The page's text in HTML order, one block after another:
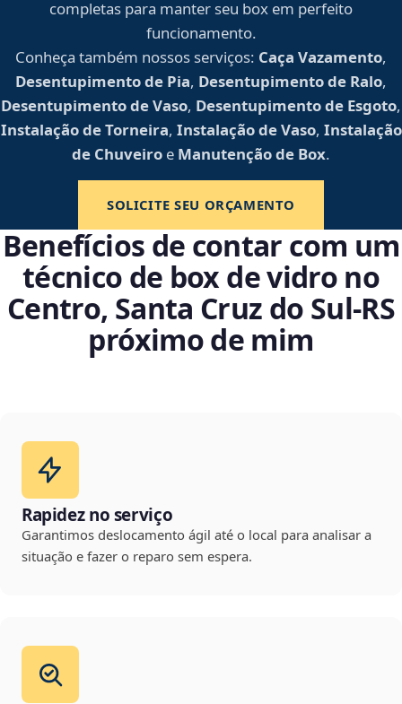
completas para manter seu box em perfeito
funcionamento.
Conheça também nossos serviços: Caça Vazamento,
Desentupimento de Pia, Desentupimento de Ralo,
Desentupimento de Vaso, Desentupimento de Esgoto,
Instalação de Torneira, Instalação de Vaso, Instalação
de Chuveiro e Manutenção de Box.
SOLICITE SEU ORÇAMENTO
Benefícios de contar com um
técnico de box de vidro no
Centro, Santa Cruz do Sul‑RS
próximo de mim
Rapidez no serviço
Garantimos deslocamento ágil até o local para analisar a
situação e fazer o reparo sem espera.